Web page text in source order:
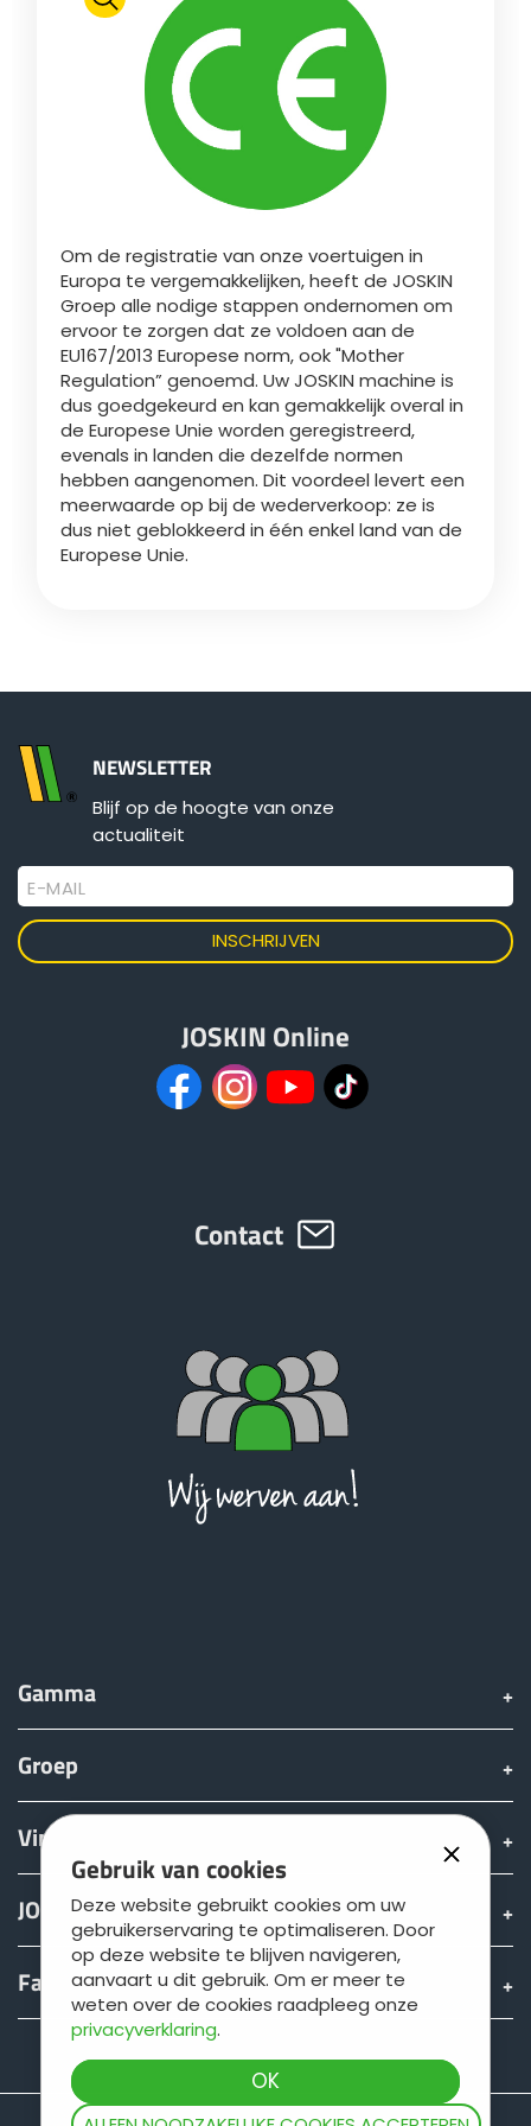
Gebruik van cookies
Deze website gebruikt cookies om uw
gebruikerservaring te optimaliseren. Door
op deze website te blijven navigeren,
aanvaart u dit gebruik. Om er meer te
weten over de cookies raadpleeg onze
privacyverklaring.
FAN SHOP
JOBS
CONTACT
MyJOSKIN
Polski
Brochure downladen
Italiano
Dansk
Română
Suomi
Magyar
Lietuvių kalba
Česká republika
Yкраїнська мова
Svenska
日本語
中文
Om de registratie van onze voertuigen in
Europa te vergemakkelijken, heeft de JOSKIN
Groep alle nodige stappen ondernomen om
ervoor te zorgen dat ze voldoen aan de
EU167/2013 Europese norm, ook "Mother
Regulation” genoemd. Uw JOSKIN machine is
dus goedgekeurd en kan gemakkelijk overal in
de Europese Unie worden geregistreerd,
evenals in landen die dezelfde normen
hebben aangenomen. Dit voordeel levert een
meerwaarde op bij de wederverkoop: ze is
dus niet geblokkeerd in één enkel land van de
Europese Unie.
NEWSLETTER
Blijf op de hoogte van onze
actualiteit
E-MAIL
JOSKIN Online
Contact
Gamma
Groep
Vinden & Kopen
JOSKIN wereld
Fan shop